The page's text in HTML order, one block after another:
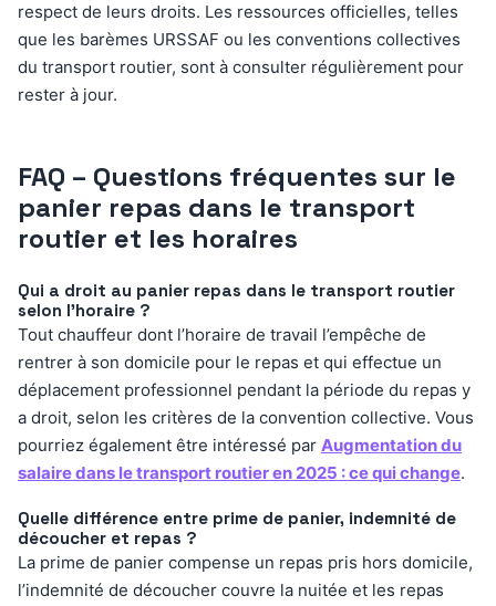
respect de leurs droits. Les ressources officielles, telles
que les barèmes URSSAF ou les conventions collectives
du transport routier, sont à consulter régulièrement pour
rester à jour.
FAQ – Questions fréquentes sur le
panier repas dans le transport
routier et les horaires
Qui a droit au panier repas dans le transport routier
selon l’horaire ?
Tout chauffeur dont l’horaire de travail l’empêche de
rentrer à son domicile pour le repas et qui effectue un
déplacement professionnel pendant la période du repas y
a droit, selon les critères de la convention collective. Vous
pourriez également être intéressé par Augmentation du
salaire dans le transport routier en 2025 : ce qui change.
Quelle différence entre prime de panier, indemnité de
découcher et repas ?
La prime de panier compense un repas pris hors domicile,
l’indemnité de découcher couvre la nuitée et les repas